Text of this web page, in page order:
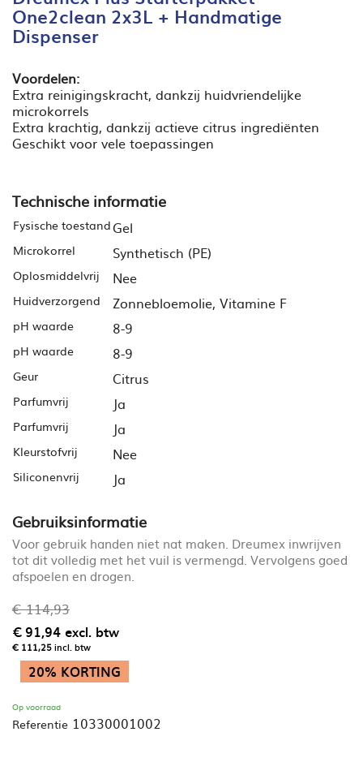
One2clean 2x3L + Handmatige
Dispenser
Voordelen:
Extra reinigingskracht, dankzij huidvriendelijke
microkorrels
Extra krachtig, dankzij actieve citrus ingrediënten
Geschikt voor vele toepassingen
Technische informatie
Fysische toestandGel
Microkorrel Synthetisch (PE)
Oplosmiddelvrij Nee
Huidverzorgend Zonnebloemolie, Vitamine F
pH waarde 8-9
pH waarde 8-9
Geur Citrus
Parfumvrij Ja
Parfumvrij Ja
Kleurstofvrij Nee
Siliconenvrij Ja
Gebruiksinformatie
Voor gebruik handen niet nat maken. Dreumex inwrijven
tot dit volledig met het vuil is vermengd. Vervolgens goed
afspoelen en drogen.
€ 114,93
€ 91,94 excl. btw
€ 111,25incl. btw
20% KORTING
Op voorraad
Referentie 10330001002